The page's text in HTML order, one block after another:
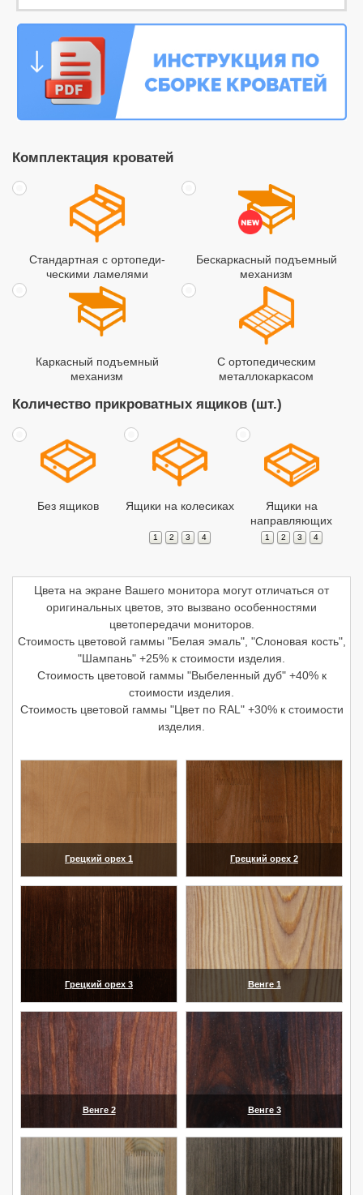
Комплектация кроватей
Стандартная с ортопеди­
ческими ламелями
Бескаркасный подъемный
механизм
Каркасный подъемный
механизм
С ортопедическим
металлокаркасом
Количество прикроватных ящиков (шт.)
Без ящиков Ящики на колесиках
1 2 3 4
Ящики на
направляющих
1 2 3 4
Цвета на экране Вашего монитора могут отличаться от
оригинальных цветов, это вызвано особенностями
цветопередачи мониторов.
Стоимость цветовой гаммы "Белая эмаль", "Слоновая кость",
"Шампань" +25% к стоимости изделия.
Стоимость цветовой гаммы "Выбеленный дуб" +40% к
стоимости изделия.
Стоимость цветовой гаммы "Цвет по RAL" +30% к стоимости
изделия.
Грецкий орех 1 Грецкий орех 2
Грецкий орех 3 Венге 1
Венге 2 Венге 3